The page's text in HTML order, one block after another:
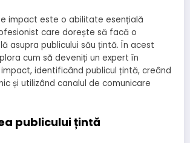
impact este o abilitate esențială
care dorește să facă o
asupra publicului său țintă. În acest
cum să deveniți un expert în
identificând publicul țintă, creând
și utilizând canalul de comunicare
publicului țintă